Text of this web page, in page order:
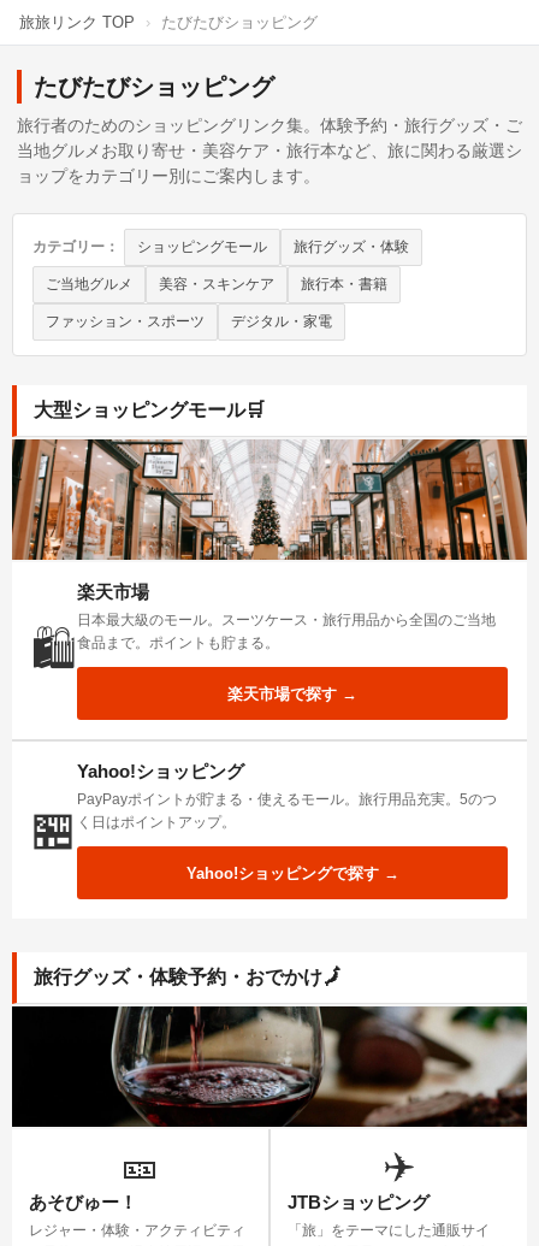
旅旅リンク TOP › たびたびショッピング
たびたびショッピング
旅行者のためのショッピングリンク集。体験予約・旅行グッズ・ご
当地グルメお取り寄せ・美容ケア・旅行本など、旅に関わる厳選シ
ョップをカテゴリー別にご案内します。
カテゴリー： ショッピングモール 旅行グッズ・体験
ご当地グルメ 美容・スキンケア 旅行本・書籍
ファッション・スポーツ デジタル・家電
大型ショッピングモール🛒
🛍️
楽天市場
日本最大級のモール。スーツケース・旅行用品から全国のご当地
食品まで。ポイントも貯まる。
楽天市場で探す →
🏪
Yahoo!ショッピング
PayPayポイントが貯まる・使えるモール。旅行用品充実。5のつ
く日はポイントアップ。
Yahoo!ショッピングで探す →
旅行グッズ・体験予約・おでかけ🗾
🎫
あそびゅー！
レジャー・体験・アクティビティ
✈️
JTBショッピング
「旅」をテーマにした通販サイ